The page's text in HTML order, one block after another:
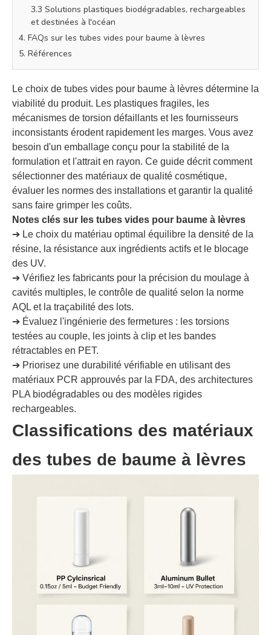
3.3 Solutions plastiques biodégradables, rechargeables
et destinées à l'océan
4. FAQs sur les tubes vides pour baume à lèvres
5. Références
Le choix de tubes vides pour baume à lèvres détermine la
viabilité du produit. Les plastiques fragiles, les
mécanismes de torsion défaillants et les fournisseurs
inconsistants érodent rapidement les marges. Vous avez
besoin d'un emballage conçu pour la stabilité de la
formulation et l'attrait en rayon. Ce guide décrit comment
sélectionner des matériaux de qualité cosmétique,
évaluer les normes des installations et garantir la qualité
sans faire grimper les coûts.
Notes clés sur les tubes vides pour baume à lèvres
➔ Le choix du matériau optimal équilibre la densité de la
résine, la résistance aux ingrédients actifs et le blocage
des UV.
➔ Vérifiez les fabricants pour la précision du moulage à
cavités multiples, le contrôle de qualité selon la norme
AQL et la traçabilité des lots.
➔ Évaluez l'ingénierie des fermetures : les torsions
testées au couple, les joints à clip et les bandes
rétractables en PET.
➔ Priorisez une durabilité vérifiable en utilisant des
matériaux PCR approuvés par la FDA, des architectures
PLA biodégradables ou des modèles rigides
rechargeables.
Classifications des matériaux
des tubes de baume à lèvres